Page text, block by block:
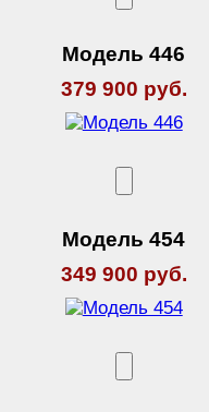
Модель 446
379 900 руб.
Модель 454
349 900 руб.